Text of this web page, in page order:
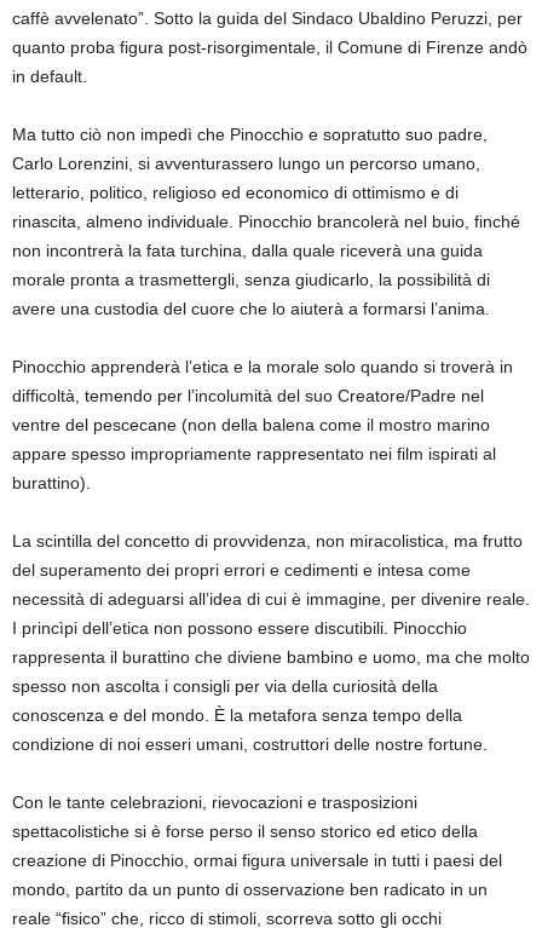
caffè avvelenato”. Sotto la guida del Sindaco Ubaldino Peruzzi, per
quanto proba figura post-risorgimentale, il Comune di Firenze andò
in default.
Ma tutto ciò non impedì che Pinocchio e sopratutto suo padre,
Carlo Lorenzini, si avventurassero lungo un percorso umano,
letterario, politico, religioso ed economico di ottimismo e di
rinascita, almeno individuale. Pinocchio brancolerà nel buio, finché
non incontrerà la fata turchina, dalla quale riceverà una guida
morale pronta a trasmettergli, senza giudicarlo, la possibilità di
avere una custodia del cuore che lo aiuterà a formarsi l’anima.
Pinocchio apprenderà l’etica e la morale solo quando si troverà in
difficoltà, temendo per l’incolumità del suo Creatore/Padre nel
ventre del pescecane (non della balena come il mostro marino
appare spesso impropriamente rappresentato nei film ispirati al
burattino).
La scintilla del concetto di provvidenza, non miracolistica, ma frutto
del superamento dei propri errori e cedimenti e intesa come
necessità di adeguarsi all’idea di cui è immagine, per divenire reale.
I princìpi dell’etica non possono essere discutibili. Pinocchio
rappresenta il burattino che diviene bambino e uomo, ma che molto
spesso non ascolta i consigli per via della curiosità della
conoscenza e del mondo. È la metafora senza tempo della
condizione di noi esseri umani, costruttori delle nostre fortune.
Con le tante celebrazioni, rievocazioni e trasposizioni
spettacolistiche si è forse perso il senso storico ed etico della
creazione di Pinocchio, ormai figura universale in tutti i paesi del
mondo, partito da un punto di osservazione ben radicato in un
reale “fisico” che, ricco di stimoli, scorreva sotto gli occhi